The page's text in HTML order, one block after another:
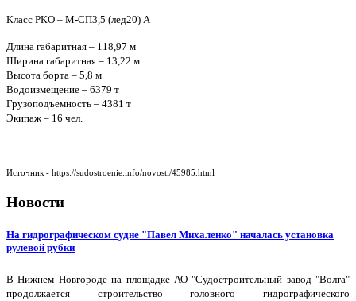
Класс РКО – М-СП3,5 (лед20) А
Длина габаритная – 118,97 м
Ширина габаритная – 13,22 м
Высота борта – 5,8 м
Водоизмещение – 6379 т
Грузоподъемность – 4381 т
Экипаж – 16 чел.
Источник - https://sudostroenie.info/novosti/45985.html
Новости
На гидрографическом судне "Павел Михаленко" началась установка
рулевой рубки
В Нижнем Новгороде на площадке АО "Судостроительный завод "Волга"
продолжается строительство головного гидрографического